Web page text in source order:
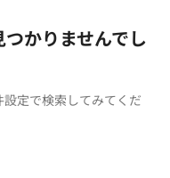
かりませんでし
定で検索してみてくだ